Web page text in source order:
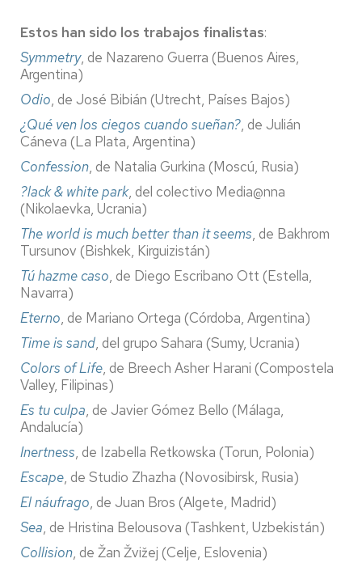
Estos han sido los trabajos finalistas:
Symmetry, de Nazareno Guerra (Buenos Aires,
Argentina)
Odio, de José Bibián (Utrecht, Países Bajos)
¿Qué ven los ciegos cuando sueñan?, de Julián
Cáneva (La Plata, Argentina)
Confession, de Natalia Gurkina (Moscú, Rusia)
?lack & white park, del colectivo Media@nna
(Nikolaevka, Ucrania)
The world is much better than it seems, de Bakhrom
Tursunov (Bishkek, Kirguizistán)
Tú hazme caso, de Diego Escribano Ott (Estella,
Navarra)
Eterno, de Mariano Ortega (Córdoba, Argentina)
Time is sand, del grupo Sahara (Sumy, Ucrania)
Colors of Life, de Breech Asher Harani (Compostela
Valley, Filipinas)
Es tu culpa, de Javier Gómez Bello (Málaga,
Andalucía)
Inertness, de Izabella Retkowska (Torun, Polonia)
Escape, de Studio Zhazha (Novosibirsk, Rusia)
El náufrago, de Juan Bros (Algete, Madrid)
Sea, de Hristina Belousova (Tashkent, Uzbekistán)
Collision, de Žan Žvižej (Celje, Eslovenia)